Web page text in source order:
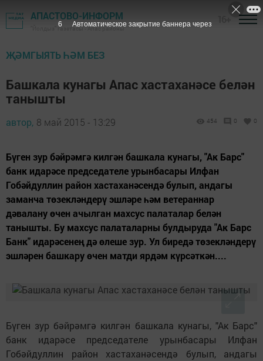
АПАСТОВО-ИНФОРМ
"Йолдыз" газетасы - Апас районы
ҖӘМГЫЯТЬ ҺӘМ БЕЗ
Башкала кунагы Апас хастаханәсе белән
танышты
автор, 8 май 2015 - 13:29 454 0 0
Бүген зур бәйрәмгә килгән башкала кунагы, "Ак Барс"
банк идарәсе председателе урынбасары Илфан
Гобәйдуллин район хастаханәсендә булып, андагы
заманча төзекләндерү эшләре һәм ветераннар
дәвалану өчен ачылган махсус палаталар белән
танышты. Бу махсус палаталарны булдыруда "Ак Барс
Банк" идарәсенең дә өлеше зур. Ул биредә төзекләндерү
эшләрен башкару өчен матди ярдәм күрсәткән....
Бүген зур бәйрәмгә килгән башкала кунагы, "Ак Барс"
банк идарәсе председателе урынбасары Илфан
Гобәйдуллин район хастаханәсендә булып, андагы
4 Автоматическое закрытие баннера через